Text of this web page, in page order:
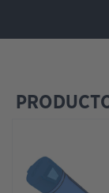
Omitir la galería de